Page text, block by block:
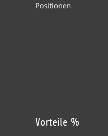
Positionen
Vorteile %